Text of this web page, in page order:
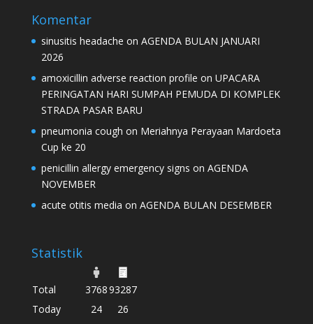
Komentar
sinusitis headache on AGENDA BULAN JANUARI
2026
amoxicillin adverse reaction profile on UPACARA
PERINGATAN HARI SUMPAH PEMUDA DI KOMPLEK
STRADA PASAR BARU
pneumonia cough on Meriahnya Perayaan Mardoeta
Cup ke 20
penicillin allergy emergency signs on AGENDA
NOVEMBER
acute otitis media on AGENDA BULAN DESEMBER
Statistik
Total 376893287
Today
24
26